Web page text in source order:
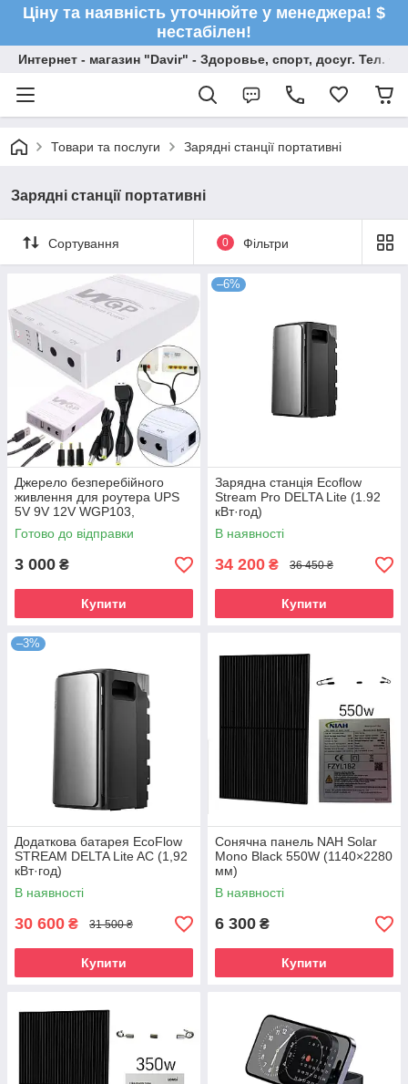
Ціну та наявність уточнюйте у менеджера! $
нестабілен!
Интернет - магазин "Davir" - Здоровье, спорт, досуг. Тел.
Товари та послуги Зарядні станції портативні
Зарядні станції портативні
Сортування 0 Фільтри
Джерело безперебійного
живлення для роутера UPS
5V 9V 12V WGP103,
Безперебійник для роутера
5V 9V 12V
Готово до відправки
3 000 ₴
Купити
–6%
Зарядна станція Ecoflow
Stream Pro DELTA Lite (1.92
кВт·год)
В наявності
34 200 ₴ 36 450 ₴
Купити
–3%
Додаткова батарея EcoFlow
STREAM DELTA Lite AC (1,92
кВт·год)
В наявності
30 600 ₴ 31 500 ₴
Купити
Сонячна панель NAH Solar
Mono Black 550W (1140×2280
мм)
В наявності
6 300 ₴
Купити